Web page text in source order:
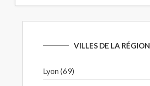
VILLES DE LA RÉGION
Lyon (69)